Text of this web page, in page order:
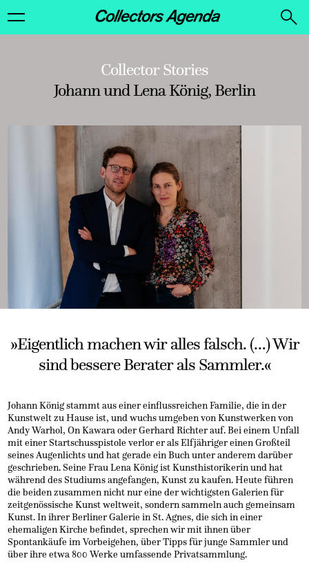
Johann und Lena König, Berlin
Collector Stories
»Eigentlich machen wir alles falsch. (…) Wir
sind bessere Berater als Sammler.«
Johann König stammt aus einer einflussreichen Familie, die in der
Kunstwelt zu Hause ist, und wuchs umgeben von Kunstwerken von
Andy Warhol, On Kawara oder Gerhard Richter auf. Bei einem Unfall
mit einer Startschusspistole verlor er als Elfjähriger einen Großteil
seines Augenlichts und hat gerade ein Buch unter anderem darüber
geschrieben. Seine Frau Lena König ist Kunsthistorikerin und hat
während des Studiums angefangen, Kunst zu kaufen. Heute führen
die beiden zusammen nicht nur eine der wichtigsten Galerien für
zeitgenössische Kunst weltweit, sondern sammeln auch gemeinsam
Kunst. In ihrer Berliner Galerie in St. Agnes, die sich in einer
ehemaligen Kirche befindet, sprechen wir mit ihnen über
Spontankäufe im Vorbeigehen, über Tipps für junge Sammler und
über ihre etwa 800 Werke umfassende Privatsammlung.